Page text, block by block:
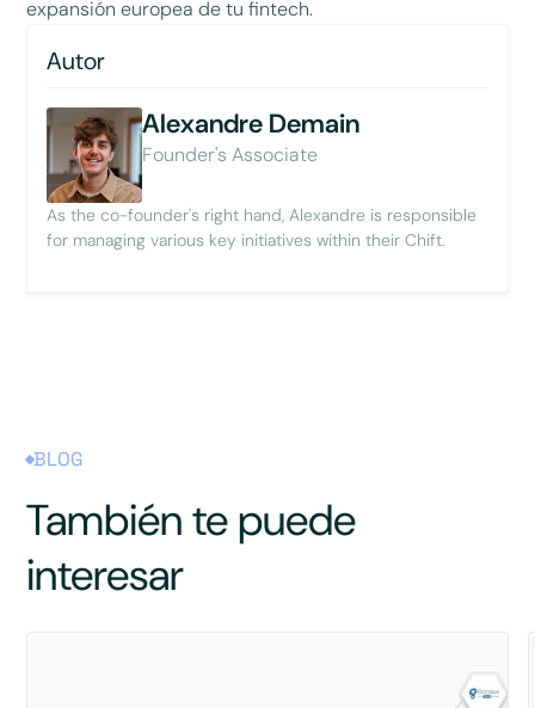
Autor
Alexandre Demain
Founder's Associate
As the co-founder's right hand, Alexandre is responsible
for managing various key initiatives within their Chift.
expansión europea de tu fintech.
BLOG
También te puede
interesar